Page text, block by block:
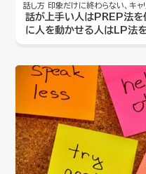
話し方 印象だけに終わらない、キ
話が上手い人はPREP法を
に人を動かせる人はLP法